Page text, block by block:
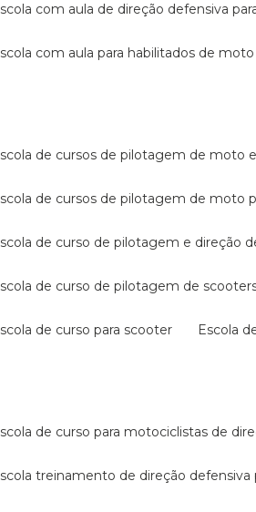
escola com aula de direção defensiva
escola com aula para habilitados de moto
escola de cursos de pilotagem de moto
escola de cursos de pilotagem de moto
escola de curso de pilotagem e direção
escola de curso de pilotagem de
escola de curso para scooter escola
escola de curso para motociclistas de
escola treinamento de direção